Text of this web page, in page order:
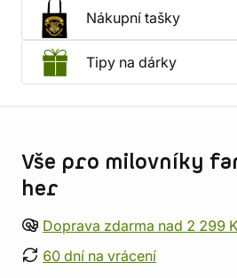
Nákupní tašky
Tipy na dárky
Vše pro milovníky
her
Doprava zdarma nad 2 299
60 dní na vrácení